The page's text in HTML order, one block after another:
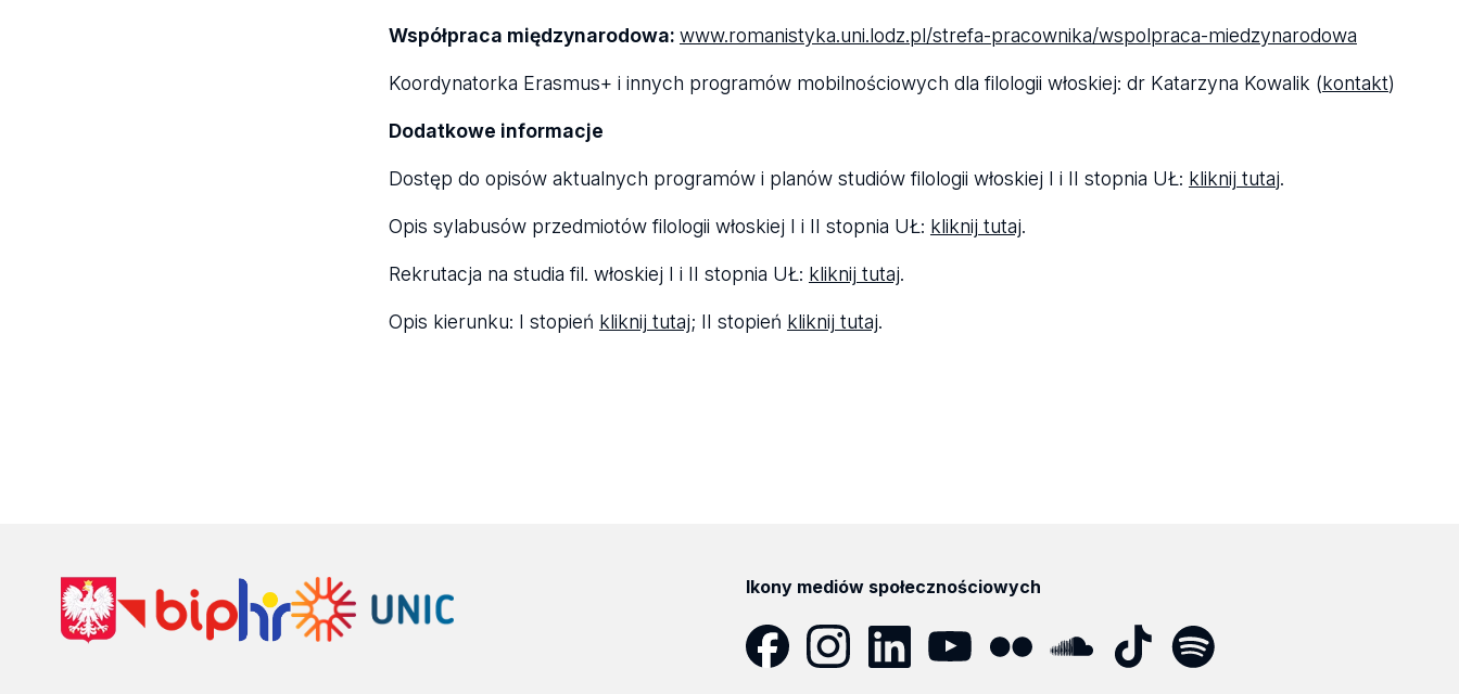
Współ­praca mię­dzy­na­ro­dowa: www.roma­ni­styka.uni.lodz.pl/strefa-pra­cow­ni­ka­/w­spol­praca-mie­dzy­na­ro­dowa
Koor­dy­na­torka Era­smus+ i innych pro­gra­mów mobil­no­ścio­wych dla filo­lo­gii wło­skiej: dr Kata­rzyna Kowa­lik (kon­takt)
Dodat­kowe infor­ma­cje
Dostęp do opi­sów aktu­al­nych pro­gra­mów i pla­nów stu­diów filo­lo­gii wło­skiej I i II stop­nia UŁ: klik­nij tutaj.
Opis syla­bu­sów przedmio­tów filo­lo­gii wło­skiej I i II stop­nia UŁ: klik­nij tutaj.
Rekru­ta­cja na stu­dia fil. wło­skiej I i II stop­nia UŁ: klik­nij tutaj.
Opis kie­runku: I sto­pień klik­nij tutaj; II sto­pień klik­nij tutaj.
Ikony mediów społecznościowych